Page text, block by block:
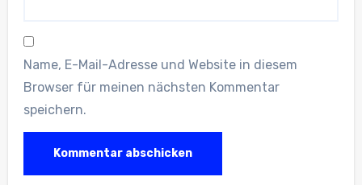
Name, E-Mail-Adresse und Website in diesem
Browser für meinen nächsten Kommentar
speichern.